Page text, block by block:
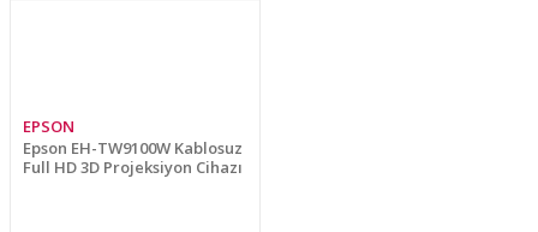
EPSON
Epson EH-TW9100W Kablosuz
Full HD 3D Projeksiyon Cihazı